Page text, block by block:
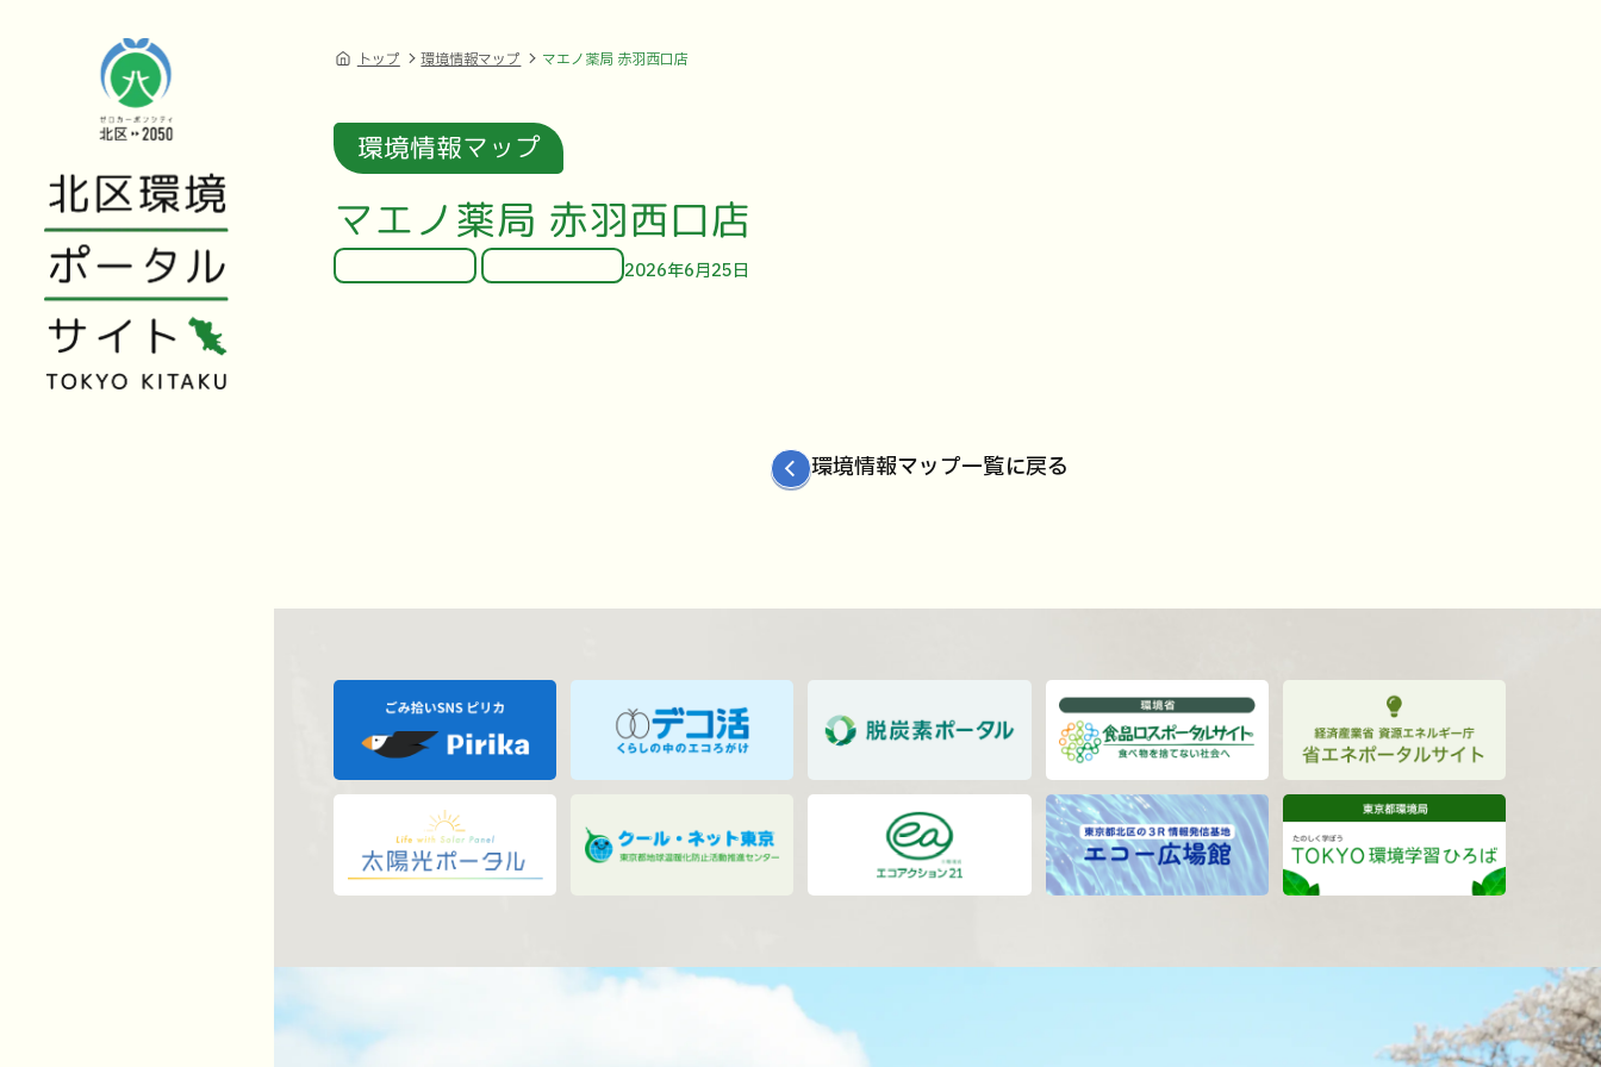
トップ 環境情報マップ マエノ薬局 赤羽西口店
環境情報マップ
マエノ薬局 赤羽西口店
2026年6月25日
環境情報マップ一覧に戻る